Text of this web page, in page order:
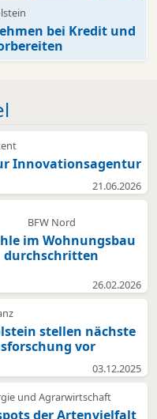
bei Kredit und
Innovationsagentur
21.06.2026
BFW Nord
im Wohnungsbau
durchschritten
26.02.2026
stellen nächste
vor
03.12.2025
und Agrarwirtschaft
der Artenvielfalt